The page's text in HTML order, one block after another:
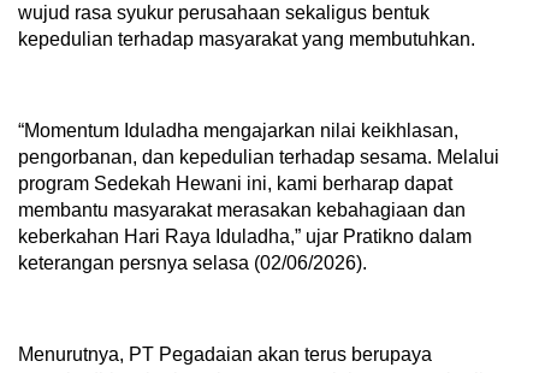
wujud rasa syukur perusahaan sekaligus bentuk
kepedulian terhadap masyarakat yang membutuhkan.
“Momentum Iduladha mengajarkan nilai keikhlasan,
pengorbanan, dan kepedulian terhadap sesama. Melalui
program Sedekah Hewani ini, kami berharap dapat
membantu masyarakat merasakan kebahagiaan dan
keberkahan Hari Raya Iduladha,” ujar Pratikno dalam
keterangan persnya selasa (02/06/2026).
Menurutnya, PT Pegadaian akan terus berupaya